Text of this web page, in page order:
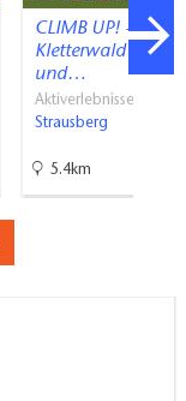
CLIMB UP! -
Kletterwald
und…
Aktiverlebnisse
Strausberg
5.4km